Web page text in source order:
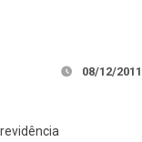
08/12/2011